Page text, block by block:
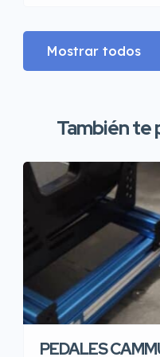
Mostrar todos
También te
PEDALES